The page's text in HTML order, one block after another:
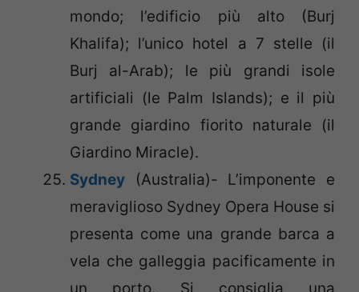
mondo; l’edificio più alto (Burj
Khalifa); l’unico hotel a 7 stelle (il
Burj al-Arab); le più grandi isole
artificiali (le Palm Islands); e il più
grande giardino fiorito naturale (il
Giardino Miracle).
Sydney (Australia)- L’imponente e
meraviglioso Sydney Opera House si
presenta come una grande barca a
vela che galleggia pacificamente in